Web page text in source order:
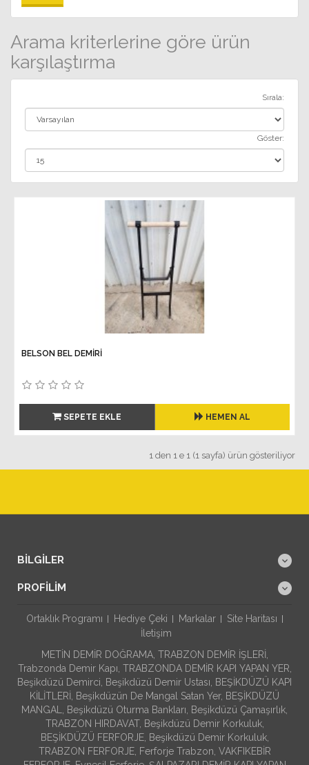
Arama kriterlerine göre ürün
karşılaştırma
Sırala:
Göster:
BELSON BEL DEMIRI
SEPETE EKLE HEMEN AL
1 den 1 e 1 (1 sayfa) ürün gösteriliyor
BILGILER
PROFILIM
Ortaklık Programı Hediye Çeki Markalar
Site Haritası
İletişim
METİN DEMİR DOĞRAMA, TRABZON DEMİR İŞLERİ,
Trabzonda Demir Kapı, TRABZONDA DEMİR KAPI YAPAN YER,
Beşikdüzü Demirci, Beşikdüzü Demir Ustası, BEŞİKDÜZÜ KAPI
KİLİTLERİ, Beşikdüzün De Mangal Satan Yer, BEŞİKDÜZÜ
MANGAL, Beşikdüzü Oturma Bankları, Beşikdüzü Çamaşırlık,
TRABZON HIRDAVAT, Beşikdüzü Demir Korkuluk,
BEŞİKDÜZÜ FERFORJE, Beşikdüzü Demir Korkuluk,
TRABZON FERFORJE, Ferforje Trabzon, VAKFIKEBİR